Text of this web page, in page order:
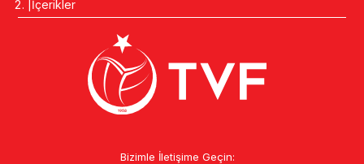
İçerikler
Bizimle İletişime Geçin: